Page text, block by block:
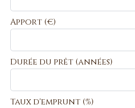
Apport (€)
Durée du prêt (années)
Taux d'emprunt (%)